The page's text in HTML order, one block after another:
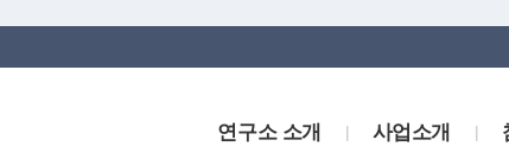
사업소개
연구소 소개